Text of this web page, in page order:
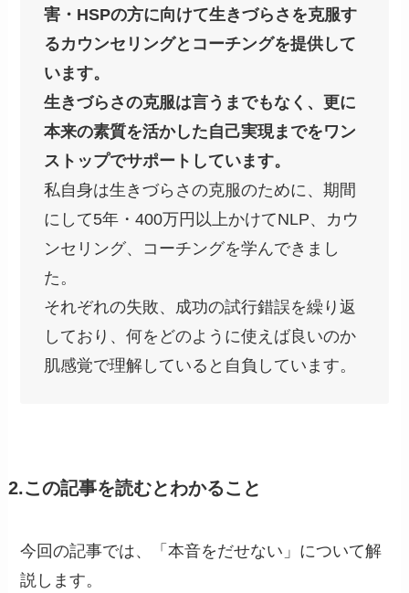
害・HSPの方に向けて生きづらさを克服す
るカウンセリングとコーチングを提供して
います。
生きづらさの克服は言うまでもなく、更に
本来の素質を活かした自己実現までをワン
ストップでサポートしています。
私自身は生きづらさの克服のために、期間
にして5年・400万円以上かけてNLP、カウ
ンセリング、コーチングを学んできまし
た。
それぞれの失敗、成功の試行錯誤を繰り返
しており、何をどのように使えば良いのか
肌感覚で理解していると自負しています。
2.この記事を読むとわかること
今回の記事では、「本音をだせない」について解
説します。